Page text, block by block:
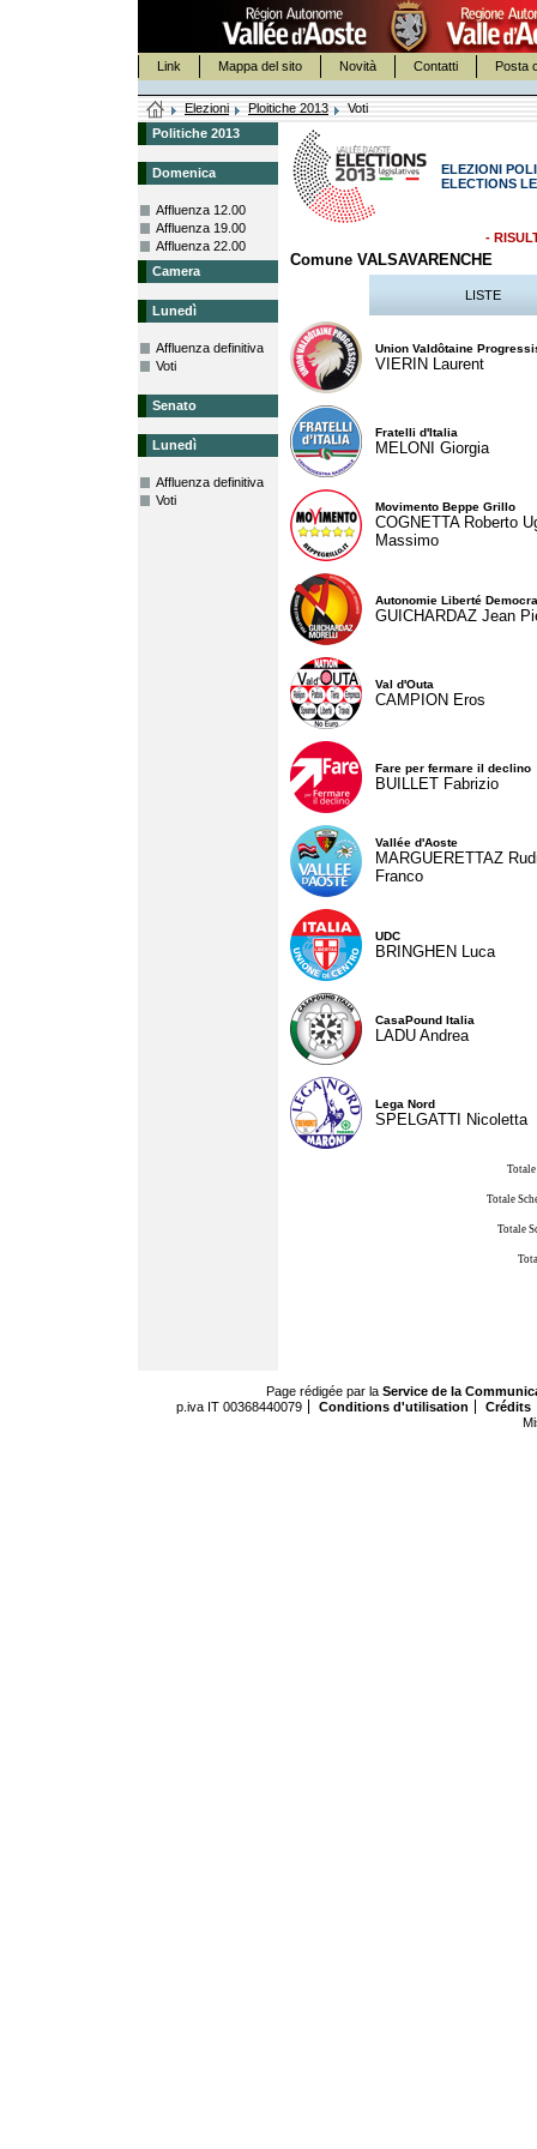
Link Mappa del sito Novità Contatti Posta
Elezioni Ploitiche 2013
Voti
Politiche 2013
Domenica
Affluenza 12.00
Affluenza 19.00
Affluenza 22.00
Camera
Lunedì
Affluenza definitiva
Voti
Senato
Lunedì
Affluenza definitiva
Voti
ELEZIONI
ELECTIONS
-
Comune VALSAVARENCHE
LISTE
Union Valdôtaine
VIERIN Laurent
Fratelli d'Italia
MELONI Giorgia
Movimento Beppe Grillo
COGNETTA Roberto
Massimo
Autonomie Liberté
GUICHARDAZ Jean
Val d'Outa
CAMPION Eros
Fare per fermare il declino
BUILLET Fabrizio
Vallée d'Aoste
MARGUERETTAZ
Franco
UDC
BRINGHEN Luca
CasaPound Italia
LADU Andrea
Lega Nord
SPELGATTI Nicoletta
Totale
Totale
Page rédigée par la Service de la
p.iva IT 00368440079
Conditions d'utilisation
Crédits